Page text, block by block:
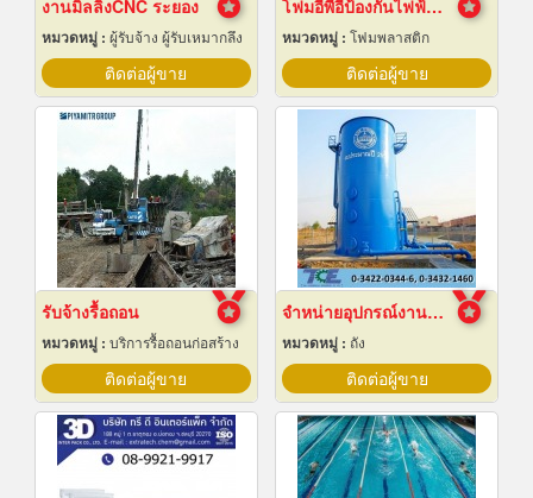
งานมิลลิ่งCNC ระยอง
หมวดหมู่ : ผู้รับจ้าง ผู้รับเหมากลึง
ติดต่อผู้ขาย
โฟมอีพีอีป้องกันไฟฟ้าสถิต
หมวดหมู่ : โฟมพลาสติก
ติดต่อผู้ขาย
รับจ้างรื้อถอน
หมวดหมู่ : บริการรื้อถอนก่อสร้าง
ติดต่อผู้ขาย
จำหน่ายอุปกรณ์งานระบบประปา
หมวดหมู่ : ถัง
ติดต่อผู้ขาย